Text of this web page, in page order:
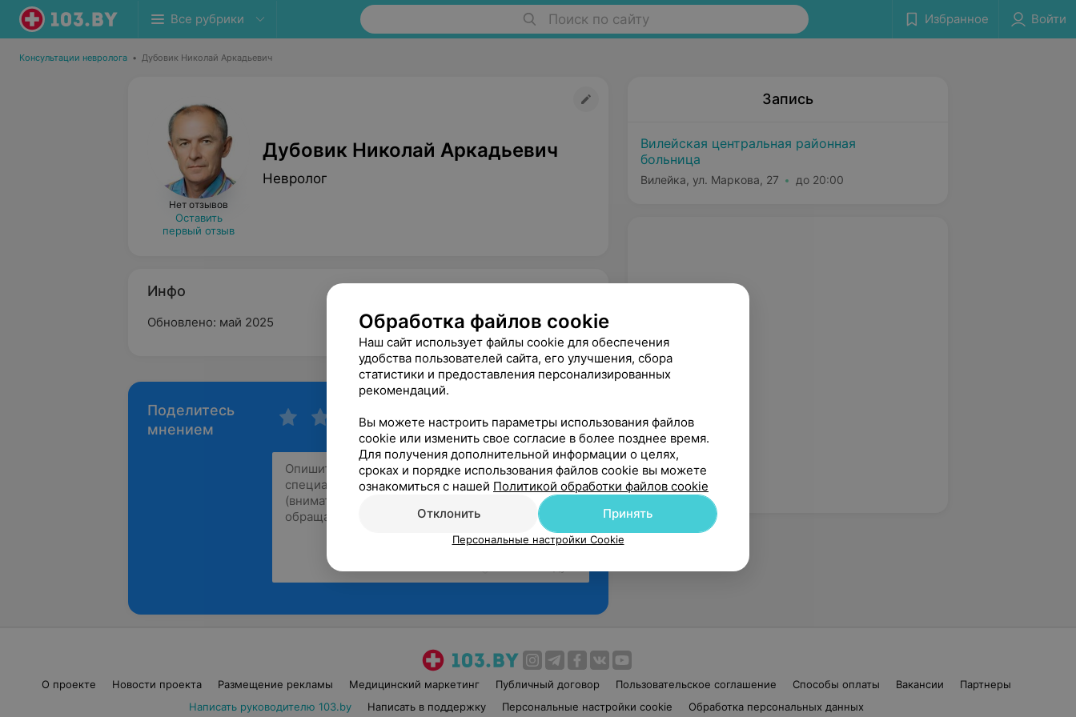
Все рубрики Поиск по сайту Избранное Войти
Консультации невролога • Дубовик Николай Аркадьевич
Нет отзывов
Оставить
первый отзыв
Дубовик Николай Аркадьевич
Невролог
Инфо
Обновлено: май 2025
Поделитесь
мнением
Запись
Вилейская центральная районная
больница
Вилейка, ул. Маркова, 27 до 20:00
О проекте Новости проекта Размещение рекламы Медицинский маркетинг Публичный договор Пользовательское соглашение Способы оплаты Вакансии
Партнеры
Написать руководителю 103.by
Написать в поддержку Персональные настройки cookie Обработка персональных данных
Обработка файлов cookie
Наш сайт использует файлы cookie для обеспечения
удобства пользователей сайта, его улучшения, сбора
статистики и предоставления персонализированных
рекомендаций.
Вы можете настроить параметры использования файлов
cookie или изменить свое согласие в более позднее время.
Для получения дополнительной информации о целях,
сроках и порядке использования файлов cookie вы можете
ознакомиться с нашей Политикой обработки файлов cookie
Отклонить
Принять
Персональные настройки Cookie